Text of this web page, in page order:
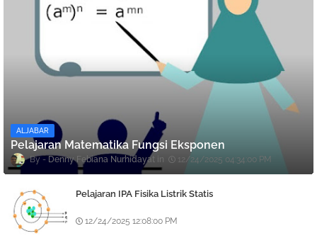
ALJABAR
Pelajaran Matematika Fungsi Eksponen
Denny Febiana Nurhidayat 12/24/2025 04:34:00 PM
Pelajaran IPA Fisika Listrik Statis
12/24/2025 12:08:00 PM